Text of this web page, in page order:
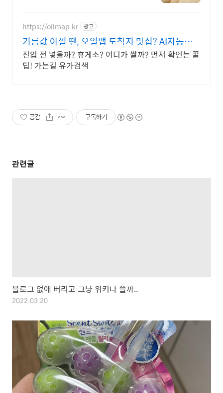
https://oilmap.kr 광고
기름값 아낄 땐, 오일맵 도착지 맛집? AI자동추
천!
진입 전 넣을까? 휴게소? 어디가 쌀까? 먼저 확인는 꿀
팁! 가는길 유가검색
공감 구독하기
관련글
블로그 없애 버리고 그냥 위키나 쓸까..
2022.03.20